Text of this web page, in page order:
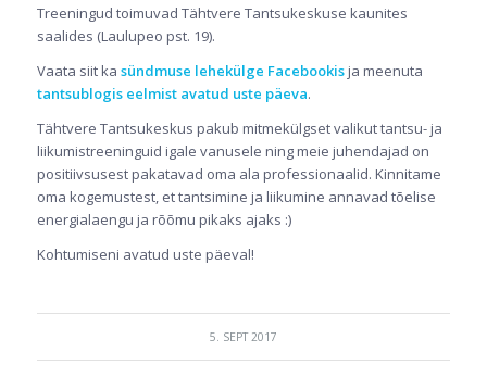
Treeningud toimuvad Tähtvere Tantsukeskuse kaunites
saalides (Laulupeo pst. 19).
Vaata siit ka sündmuse lehekülge Facebookisja meenuta
tantsublogis eelmist avatud uste päeva.
Tähtvere Tantsukeskus pakub mitmekülgset valikut tantsu- ja
liikumistreeninguid igale vanusele ning meie juhendajad on
positiivsusest pakatavad oma ala professionaalid. Kinnitame
oma kogemustest, et tantsimine ja liikumine annavad tõelise
energialaengu ja rõõmu pikaks ajaks :)
Kohtumiseni avatud uste päeval!
5. SEPT 2017